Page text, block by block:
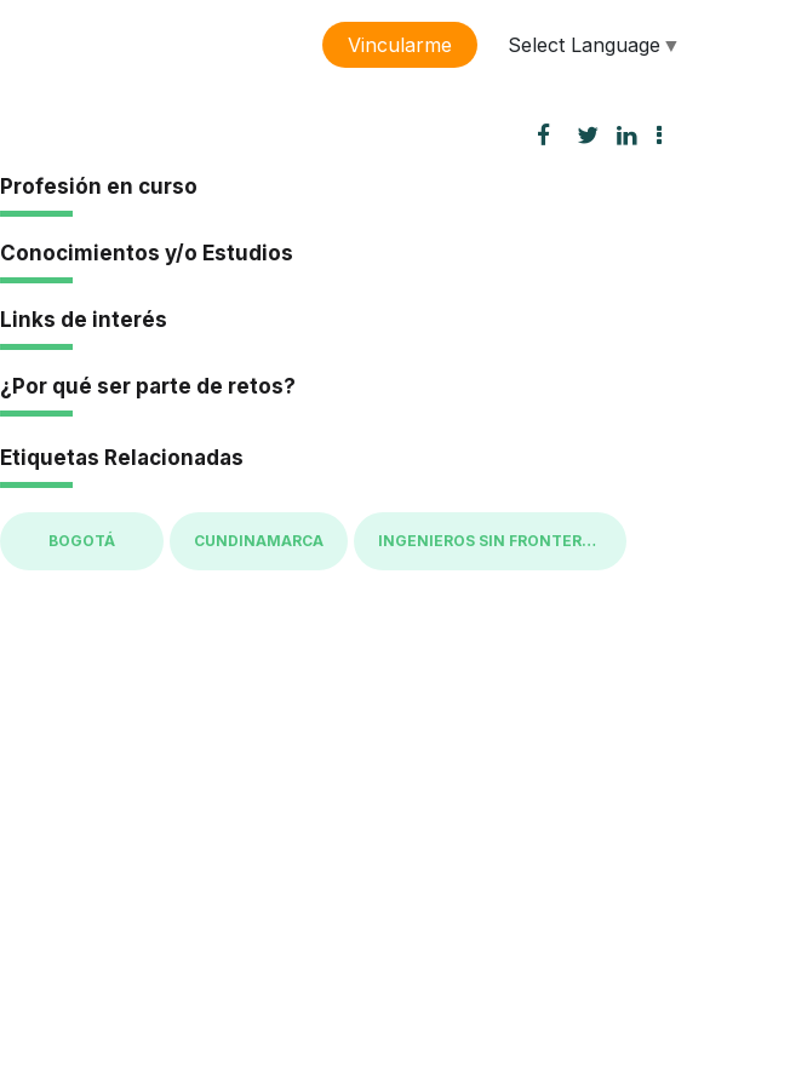
Vincularme Select Language ▼
Profesión en curso
Conocimientos y/o Estudios
Links de interés
¿Por qué ser parte de retos?
Etiquetas Relacionadas
BOGOTÁ CUNDINAMARCA INGENIEROS SIN FRONTERAS - ISF